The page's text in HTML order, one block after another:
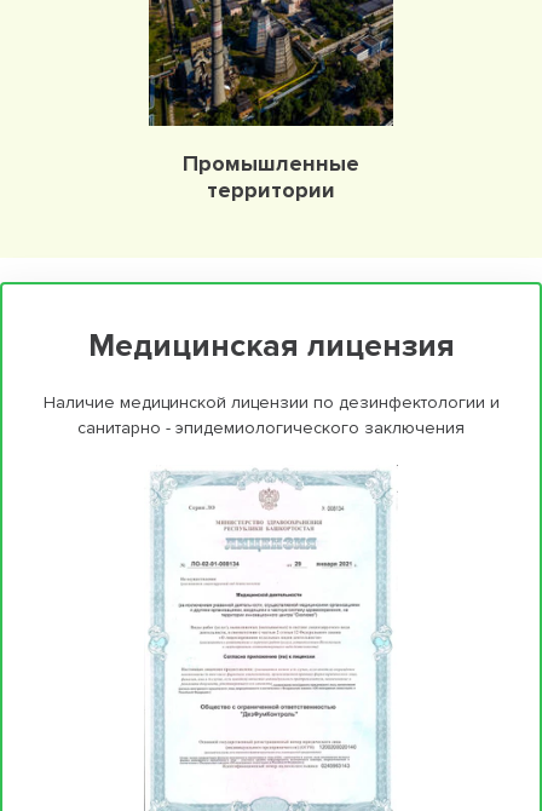
Промышленные
территории
Медицинская лицензия
Наличие медицинской лицензии по дезинфектологии и
санитарно - эпидемиологического заключения